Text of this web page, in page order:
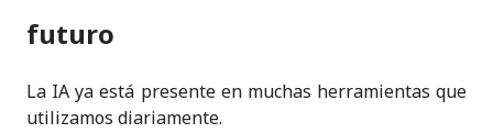
futuro
La IA ya está presente en muchas herramientas que
utilizamos diariamente.